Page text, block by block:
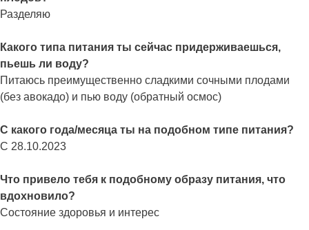
Разделяю
Какого типа питания ты сейчас придерживаешься,
пьешь ли воду?
Питаюсь преимущественно сладкими сочными плодами
(без авокадо) и пью воду (обратный осмос)
С какого года/месяца ты на подобном типе питания?
С 28.10.2023
Что привело тебя к подобному образу питания, что
вдохновило?
Состояние здоровья и интерес